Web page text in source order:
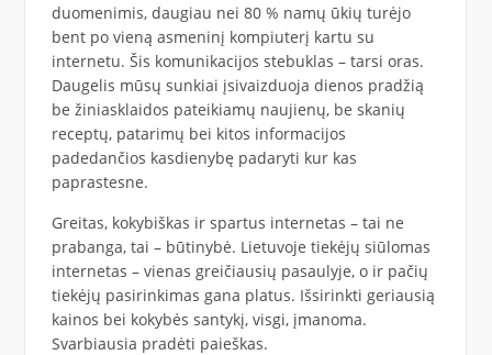
duomenimis, daugiau nei 80 % namų ūkių turėjo
bent po vieną asmeninį kompiuterį kartu su
internetu. Šis komunikacijos stebuklas – tarsi oras.
Daugelis mūsų sunkiai įsivaizduoja dienos pradžią
be žiniasklaidos pateikiamų naujienų, be skanių
receptų, patarimų bei kitos informacijos
padedančios kasdienybę padaryti kur kas
paprastesne.
Greitas, kokybiškas ir spartus internetas – tai ne
prabanga, tai – būtinybė. Lietuvoje tiekėjų siūlomas
internetas – vienas greičiausių pasaulyje, o ir pačių
tiekėjų pasirinkimas gana platus. Išsirinkti geriausią
kainos bei kokybės santykį, visgi, įmanoma.
Svarbiausia pradėti paieškas.